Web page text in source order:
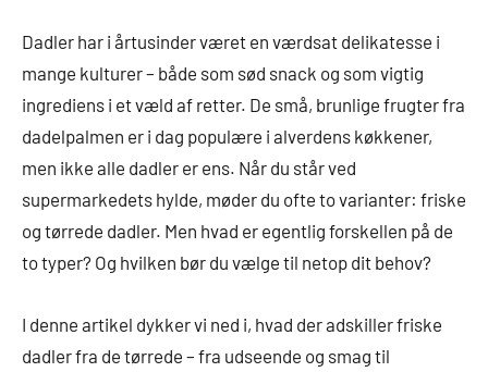
Dadler har i årtusinder været en værdsat delikatesse i
mange kulturer – både som sød snack og som vigtig
ingrediens i et væld af retter. De små, brunlige frugter fra
dadelpalmen er i dag populære i alverdens køkkener,
men ikke alle dadler er ens. Når du står ved
supermarkedets hylde, møder du ofte to varianter: friske
og tørrede dadler. Men hvad er egentlig forskellen på de
to typer? Og hvilken bør du vælge til netop dit behov?
I denne artikel dykker vi ned i, hvad der adskiller friske
dadler fra de tørrede – fra udseende og smag til